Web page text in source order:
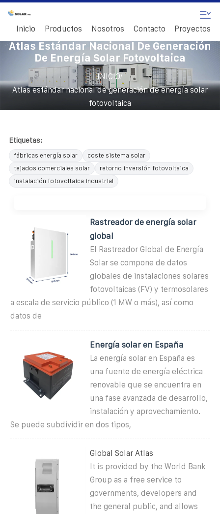
Inicio Productos Nosotros Contacto Proyectos
Atlas Estándar Nacional De Generación
De Energía Solar Fotovoltaica
INICIO/
Atlas estándar nacional de generación de energía solar
fotovoltaica
Etiquetas:
fábricas energía solar
coste sistema solar
tejados comerciales solar
retorno inversión fotovoltaica
instalación fotovoltaica industrial
Rastreador de energía solar
global
El Rastreador Global de Energía
Solar se compone de datos
globales de instalaciones solares
fotovoltaicas (FV) y termosolares
a escala de servicio público (1 MW o más), así como
datos de
Energía solar en España
La energía solar en España es
una fuente de energía eléctrica
renovable que se encuentra en
una fase avanzada de desarrollo,
instalación y aprovechamiento.
Se puede subdividir en dos tipos,
Global Solar Atlas
It is provided by the World Bank
Group as a free service to
governments, developers and
the general public, and allows